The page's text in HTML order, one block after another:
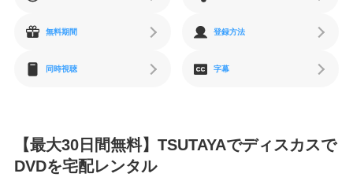
無料期間 登録方法
同時視聴 字幕
【最大30日間無料】TSUTAYAでディスカスで
DVDを宅配レンタル